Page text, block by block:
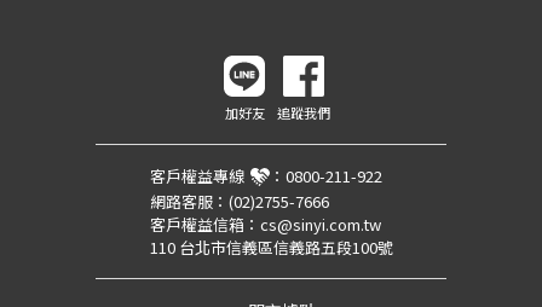
加好友 追蹤我們
客戶權益專線 ： 0800-211-922
網路客服： (02)2755-7666
客戶權益信箱： cs@sinyi.com.tw
110 台北市信義區信義路五段100號